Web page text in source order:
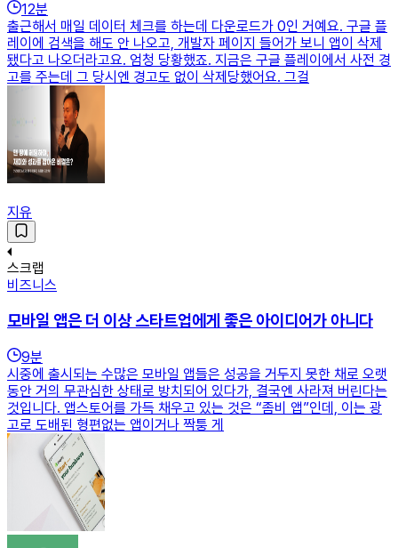
12분
출근해서 매일 데이터 체크를 하는데 다운로드가 0인 거예요. 구글 플
레이에 검색을 해도 안 나오고, 개발자 페이지 들어가 보니 앱이 삭제
됐다고 나오더라고요. 엄청 당황했죠. 지금은 구글 플레이에서 사전 경
고를 주는데 그 당시엔 경고도 없이 삭제당했어요. 그걸
지유
스크랩
비즈니스
모바일 앱은 더 이상 스타트업에게 좋은 아이디어가 아니다
9분
시중에 출시되는 수많은 모바일 앱들은 성공을 거두지 못한 채로 오랫
동안 거의 무관심한 상태로 방치되어 있다가, 결국엔 사라져 버린다는
것입니다. 앱스토어를 가득 채우고 있는 것은 “좀비 앱”인데, 이는 광
고로 도배된 형편없는 앱이거나 짝퉁 게